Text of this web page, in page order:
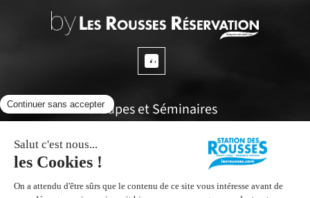
Groupes et Séminaires
Espace propriétaires
Office de tourisme